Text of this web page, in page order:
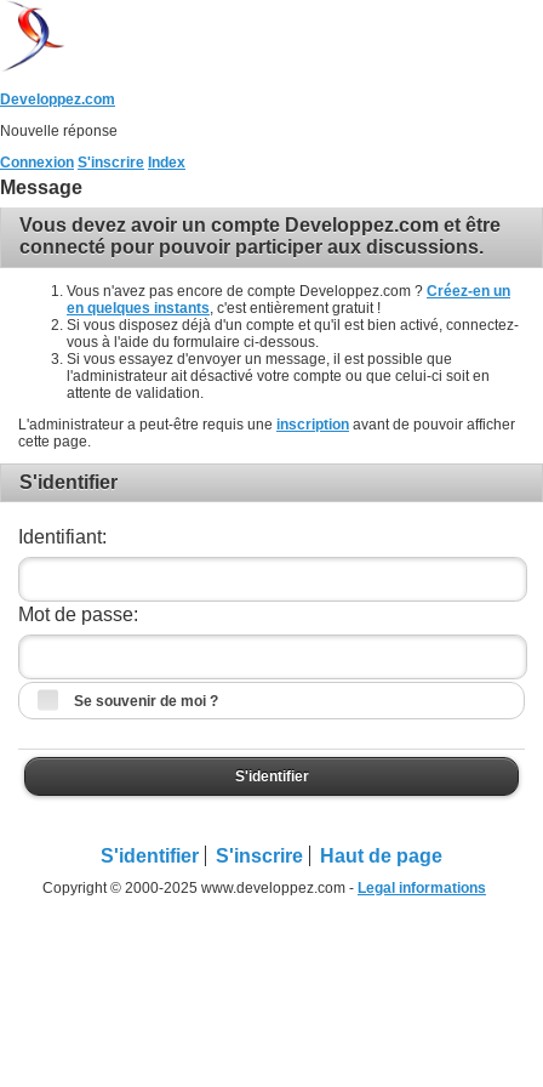
Developpez.com
Nouvelle réponse
Connexion S'inscrire Index
Message
Vous devez avoir un compte Developpez.com et être
connecté pour pouvoir participer aux discussions.
Vous n'avez pas encore de compte Developpez.com ? Créez-en un
en quelques instants , c'est entièrement gratuit !
Si vous disposez déjà d'un compte et qu'il est bien activé, connectez-
vous à l'aide du formulaire ci-dessous.
Si vous essayez d'envoyer un message, il est possible que
l'administrateur ait désactivé votre compte ou que celui-ci soit en
attente de validation.
L'administrateur a peut-être requis une inscription avant de pouvoir afficher
cette page.
S'identifier
Identifiant:
Mot de passe:
Se souvenir de moi ?
S'identifier
S'identifier S'inscrire Haut de page
Copyright © 2000-2025 www.developpez.com - Legal informations